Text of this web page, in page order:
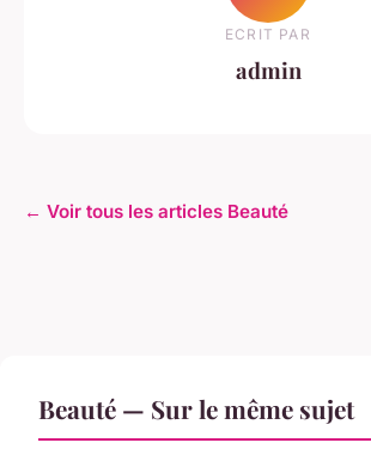
ECRIT PAR
admin
← Voir tous les articles Beauté
Beauté — Sur le même sujet